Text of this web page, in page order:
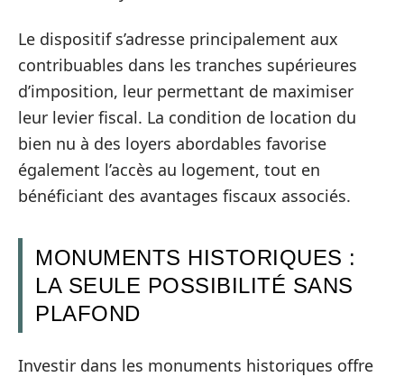
Le dispositif s’adresse principalement aux
contribuables dans les tranches supérieures
d’imposition, leur permettant de maximiser
leur levier fiscal. La condition de location du
bien nu à des loyers abordables favorise
également l’accès au logement, tout en
bénéficiant des avantages fiscaux associés.
MONUMENTS HISTORIQUES :
LA SEULE POSSIBILITÉ SANS
PLAFOND
Investir dans les monuments historiques offre